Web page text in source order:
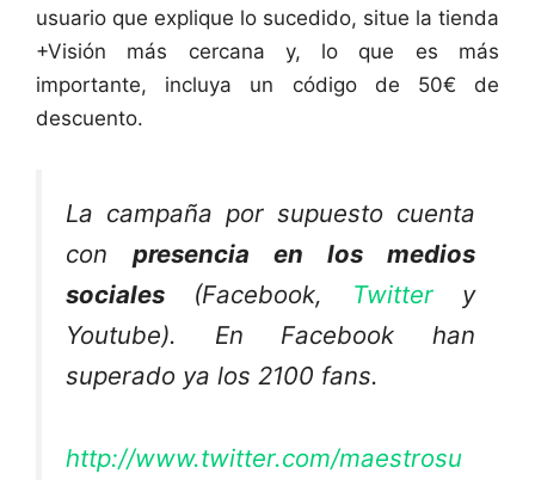
usuario que explique lo sucedido, situe la tienda
+Visión más cercana y, lo que es más
importante, incluya un código de 50€ de
descuento.
La campaña por supuesto cuenta
con presencia en los medios
sociales (Facebook, Twittery
Youtube). En Facebook han
superado ya los 2100 fans.
http://www.twitter.com/maestrosu